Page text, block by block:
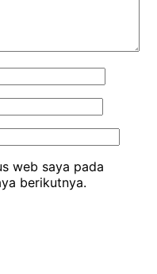
web saya pada
berikutnya.